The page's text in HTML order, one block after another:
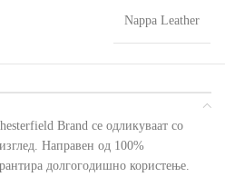
Nappa Leather
Brand се одликуваат со
Направен од 100%
долгогодишно користење.